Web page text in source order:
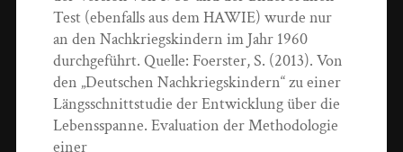
Test (ebenfalls aus dem HAWIE) wurde nur
an den Nachkriegskindern im Jahr 1960
durchgeführt. Quelle: Foerster, S. (2013). Von
den „Deutschen Nachkriegskindern“ zu einer
Längsschnittstudie der Entwicklung über die
Lebensspanne. Evaluation der Methodologie
einer